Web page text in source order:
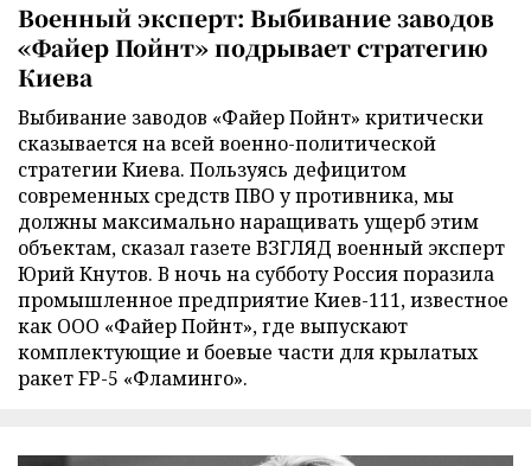
Военный эксперт: Выбивание заводов
«Файер Пойнт» подрывает стратегию
Киева
Выбивание заводов «Файер Пойнт» критически
сказывается на всей военно-политической
стратегии Киева. Пользуясь дефицитом
современных средств ПВО у противника, мы
должны максимально наращивать ущерб этим
объектам, сказал газете ВЗГЛЯД военный эксперт
Юрий Кнутов. В ночь на субботу Россия поразила
промышленное предприятие Киев-111, известное
как ООО «Файер Пойнт», где выпускают
комплектующие и боевые части для крылатых
ракет FP-5 «Фламинго».